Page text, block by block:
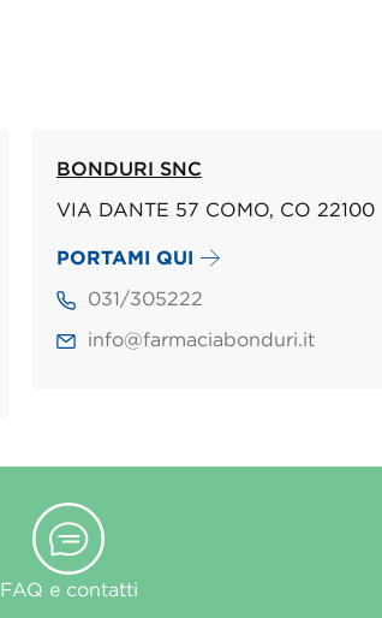
BONDURI SNC
VIA DANTE 57 COMO, CO 22100
PORTAMI QUI
031/305222
info@farmaciabonduri.it
FAQ e contatti